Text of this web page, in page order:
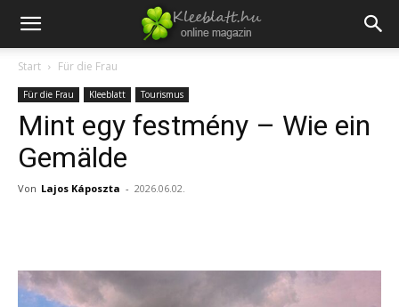
Start Für die Frau
Für die Frau Kleeblatt Tourismus
Mint egy festmény – Wie ein
Gemälde
Von Lajos Káposzta - 2026.06.02.